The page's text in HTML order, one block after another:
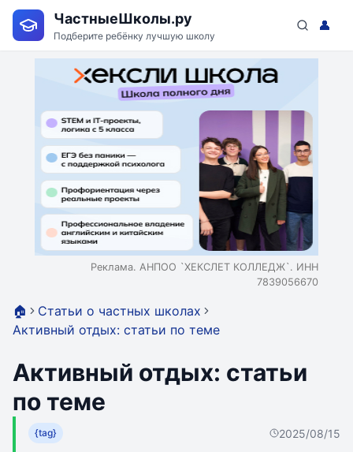
ЧастныеШколы.ру
Подберите ребёнку лучшую школу
👤
Реклама. АНПОО `ХЕКСЛЕТ КОЛЛЕДЖ`. ИНН
7839056670
🏠
Статьи о частных школах
Активный отдых: статьи по теме
Активный отдых: статьи
по теме
{tag} 2025/08/15